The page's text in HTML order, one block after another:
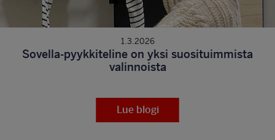
1.3.2026
Sovella-pyykkiteline on yksi suosituimmista
valinnoista
Lue blogi